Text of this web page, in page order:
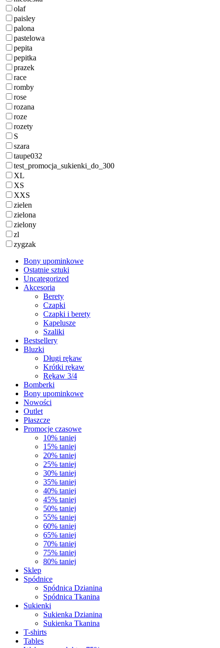
olaf
paisley
palona
pastelowa
pepita
pepitka
prazek
race
romby
rose
rozana
roze
rozety
S
szara
taupe032
test_promocja_sukienki_do_300
XL
XS
XXS
zielen
zielona
zielony
zl
zygzak
Bony upominkowe
Ostatnie sztuki
Uncategorized
Akcesoria
Berety
Czapki
Czapki i berety
Kapelusze
Szaliki
Bestsellery
Bluzki
Długi rękaw
Krótki rękaw
Rękaw 3/4
Bomberki
Bony upominkowe
Nowości
Outlet
Płaszcze
Promocje czasowe
10% taniej
15% taniej
20% taniej
25% taniej
30% taniej
35% taniej
40% taniej
45% taniej
50% taniej
55% taniej
60% taniej
65% taniej
70% taniej
75% taniej
80% taniej
Sklep
Spódnice
Spódnica Dzianina
Spódnica Tkanina
Sukienki
Sukienka Dzianina
Sukienka Tkanina
T-shirts
Tables